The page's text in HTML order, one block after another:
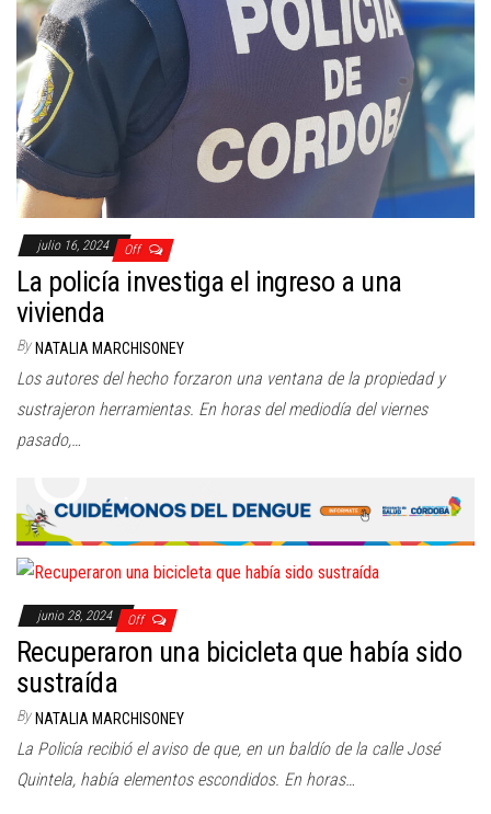
julio 16, 2024 Off
La policía investiga el ingreso a una
vivienda
By NATALIA MARCHISONEY
Los autores del hecho forzaron una ventana de la propiedad y
sustrajeron herramientas. En horas del mediodía del viernes
pasado,…
junio 28, 2024 Off
Recuperaron una bicicleta que había sido
sustraída
By NATALIA MARCHISONEY
La Policía recibió el aviso de que, en un baldío de la calle José
Quintela, había elementos escondidos. En horas…